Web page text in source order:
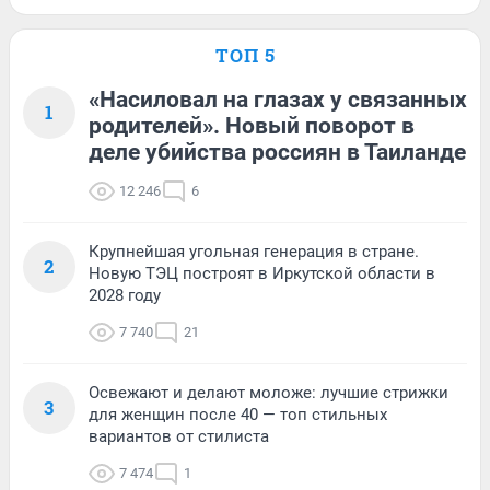
ТОП 5
1
«Насиловал на глазах у связанных
родителей». Новый поворот в
деле убийства россиян в Таиланде
12 246 6
2
Крупнейшая угольная генерация в стране.
Новую ТЭЦ построят в Иркутской области в
2028 году
7 740 21
3
Освежают и делают моложе: лучшие стрижки
для женщин после 40 — топ стильных
вариантов от стилиста
7 474 1